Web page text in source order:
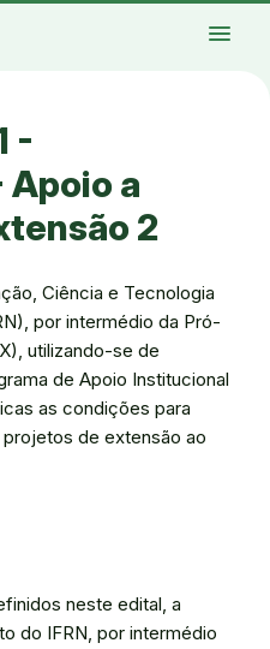
menu
-
Apoio a
2
Ciência e Tecnologia
por intermédio da Pró-
utilizando-se de
de Apoio Institucional
as condições para
de extensão ao
neste edital, a
do IFRN, por intermédio